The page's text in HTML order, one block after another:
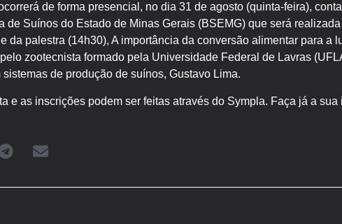
de forma presencial, no dia 31 de agosto (quinta-feira),
de Suínos do Estado de Minas Gerais (BSEMG) que será
da palestra (14h30), A importância da conversão alimentar para a
zootecnista formado pela Universidade Federal de Lavras
de produção de suínos, Gustavo Lima.
e as inscrições podem ser feitas através do Sympla. Faça já a sua